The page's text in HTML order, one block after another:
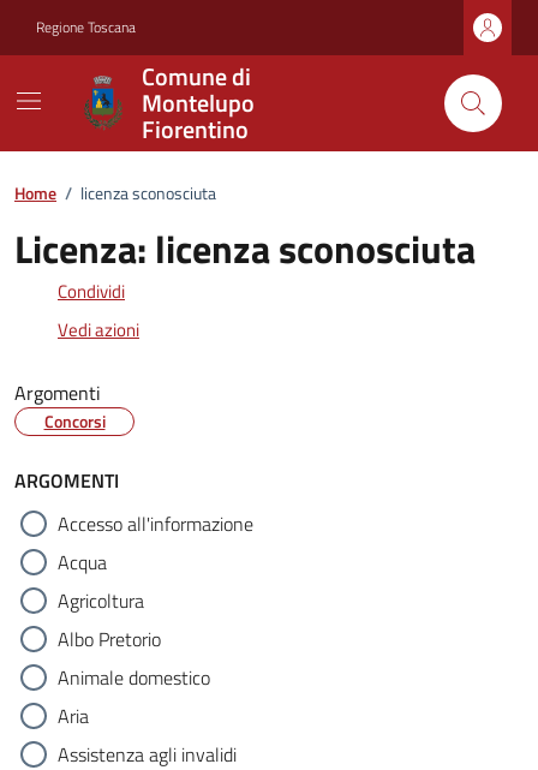
Regione Toscana
Comune di
Montelupo
Fiorentino
Home / licenza sconosciuta
Licenza: licenza sconosciuta
Condividi
Vedi azioni
Argomenti
Concorsi
ARGOMENTI
Accesso all'informazione
Acqua
Agricoltura
Albo Pretorio
Animale domestico
Aria
Assistenza agli invalidi